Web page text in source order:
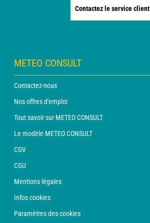
Contactez le service client
METEO CONSULT
Contactez-nous
Nos offres d'emploi
Tout savoir sur METEO CONSULT
Le modèle METEO CONSULT
CGV
CGU
Mentions légales
Infos cookies
Paramètres des cookies